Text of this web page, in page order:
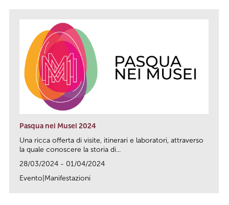
Pasqua nei Musei 2024
Una ricca offerta di visite, itinerari e laboratori, attraverso
la quale conoscere la storia di...
28/03/2024 - 01/04/2024
Evento|Manifestazioni